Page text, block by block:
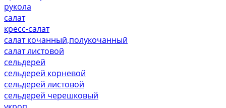
рукола
салат
кресс-салат
салат кочанный,полукочанный
салат листовой
сельдерей
сельдерей корневой
сельдерей листовой
сельдерей черешковый